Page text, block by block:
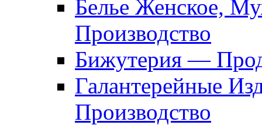
Белье Женское,
Производство
Бижутерия —
Галантерейные
Производство